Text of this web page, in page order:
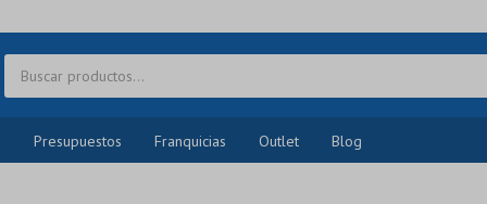
Presupuestos Franquicias Outlet Blog